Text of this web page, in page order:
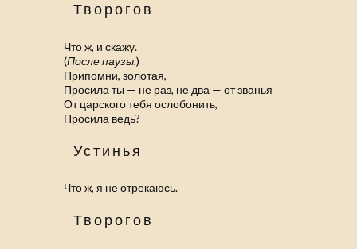
Творогов
Что ж, и скажу.
(После паузы.)
Припомни, золотая,
Просила ты — не раз, не два — от званья
От царского тебя ослобонить,
Просила ведь?
Устинья
Что ж, я не отрекаюсь.
Творогов